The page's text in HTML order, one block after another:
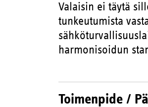
Valaisin ei täytä
tunkeutumista
harmonisoidun
Toimenpide /